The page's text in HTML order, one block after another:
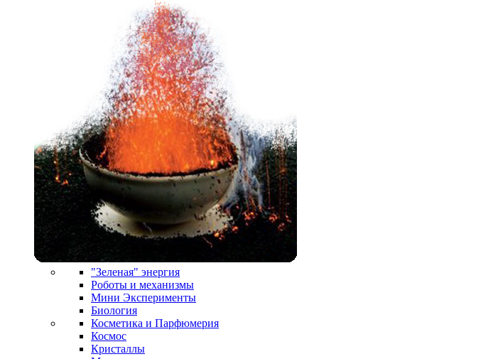
"Зеленая" энергия
Роботы и механизмы
Мини Эксперименты
Биология
Косметика и Парфюмерия
Космос
Кристаллы